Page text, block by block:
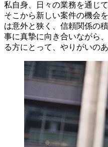
私自身、日々の業務を通じ
そこから新しい案件の機会
は意外と狭く、信頼関係の
事に真摯に向き合いながら
る方にとって、やりがいの